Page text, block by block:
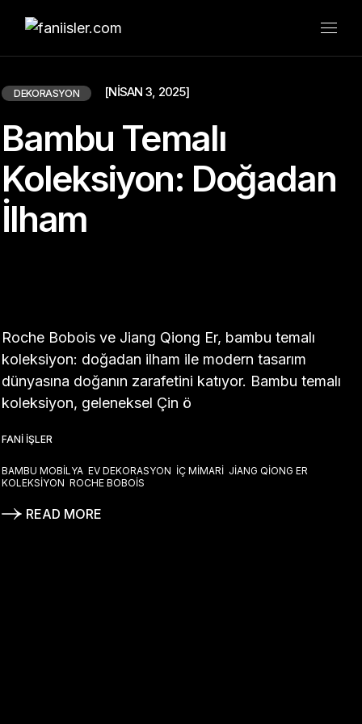
DEKORASYON [NISAN 3, 2025]
Bambu Temalı
Koleksiyon: Doğadan
İlham
Roche Bobois ve Jiang Qiong Er, bambu temalı
koleksiyon: doğadan ilham ile modern tasarım
dünyasına doğanın zarafetini katıyor. Bambu temalı
koleksiyon, geleneksel Çin ö
FANI İŞLER
BAMBU MOBILYA EV DEKORASYON İÇ MIMARI JIANG QIONG ER
KOLEKSIYON ROCHE BOBOIS
READ MORE